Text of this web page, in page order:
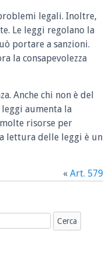
legali. Inoltre,
Le leggi regolano la
portare a sanzioni.
la consapevolezza
Anche chi non è del
aumenta la
risorse per
lettura delle leggi è un
« Art. 579